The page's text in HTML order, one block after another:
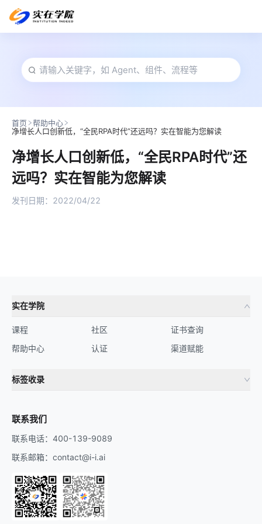
首页
帮助中心
净增长人口创新低，“全民RPA时代”还远吗？实在智能为您解读
净增长人口创新低，“全民RPA时代”还
远吗？实在智能为您解读
发刊日期： 2022/04/22
实在学院
课程
帮助中心
社区
认证
证书查询
渠道赋能
标签收录
联系我们
联系电话：400-139-9089
联系邮箱：contact@i-i.ai